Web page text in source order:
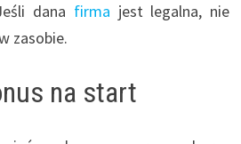
dana firma jest legalna, nie
zasobie.
na start